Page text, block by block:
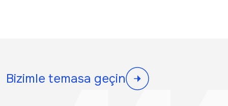
Bizimle temasa geçin